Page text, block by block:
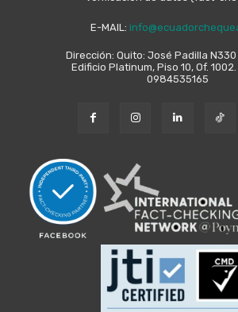
E-MAIL:
Dirección: Quito: José Padilla
Edificio Platinum, Piso 10, Of.
0984535165